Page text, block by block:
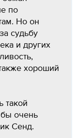
по
Но он
судьбу
и других
хороший
такой
очень
Сенд.